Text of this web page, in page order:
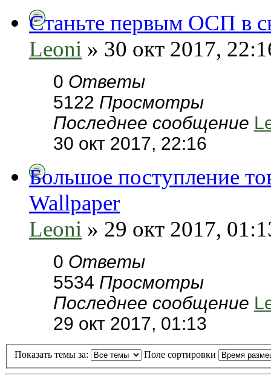
Станьте первым ОСП в
Leoni » 30 окт 2017,
0 Ответы
5122 Просмотры
Последнее сообщение
30 окт 2017, 22:16
Большое поступление
Wallpaper
Leoni » 29 окт 2017,
0 Ответы
5534 Просмотры
Последнее сообщение
29 окт 2017, 01:13
Показать темы за: Поле сортировки